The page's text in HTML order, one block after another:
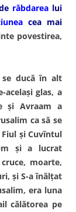
răbdarealui
cea mai
povestirea,
ducă în alt
acelaşi glas, a
şi Avraam a
ca să se
şi Cuvîntul
şi a lucrat
moarte,
şi S-a înălţat
era luna
călătorea pe